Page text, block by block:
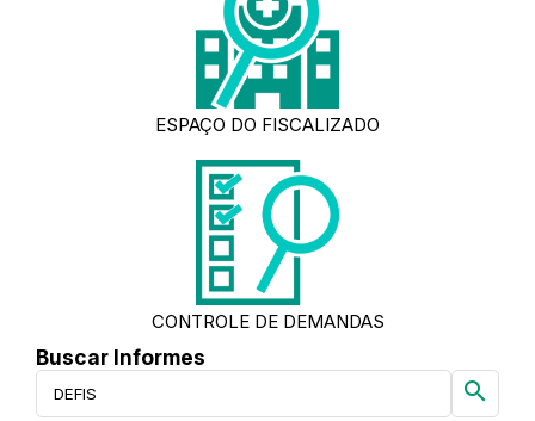
ESPAÇO DO FISCALIZADO
CONTROLE DE DEMANDAS
Buscar Informes
search